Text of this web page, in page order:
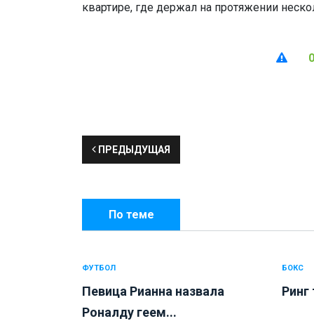
квартире, где держал на протяжении
0
ПРЕДЫДУЩАЯ
По теме
ФУТБОЛ
Певица Рианна назвала
Роналду геем...
БОКС
Ринг